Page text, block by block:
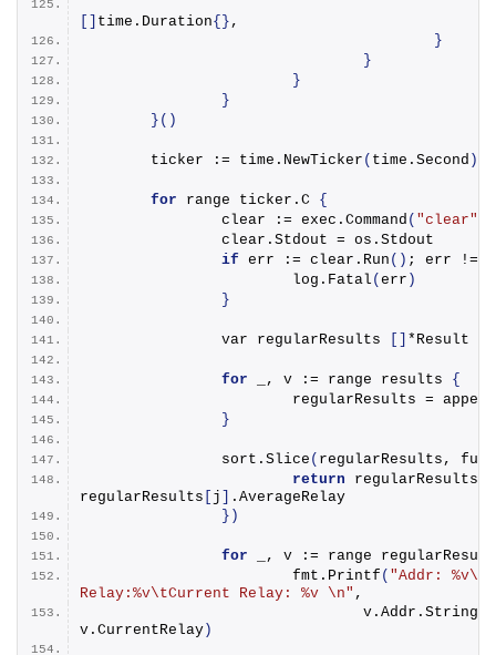
time. Duration{} ,
}
}
}
}
}()
	ticker := time.
NewTicker ( time. Second )
for range ticker. C
{
		clear := exec.
Command ( "clear"
		clear.
Stdout = os. Stdout
if err := clear. Run () ; err !=
			log.
Fatal ( err )
}
		var regularResults
*Result
for _, v := range results {
			regularResults =
append
}
		sort.
Slice ( regularResults, func
return regularResults
regularResults
j . AverageRelay
})
for _, v := range
			fmt.
Printf ( "Addr:
Relay:%v\tCurrent Relay: %v \n" ,
				v.
Addr . String
v. CurrentRelay )